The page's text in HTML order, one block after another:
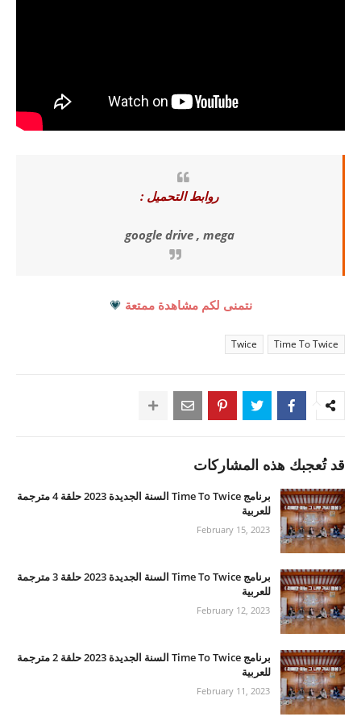
روابط التحميل :
google drive , mega
نتمنى لكم مشاهدة ممتعة 💗
Time To Twice
Twice
قد تُعجبك هذه المشاركات
برنامج Time To Twice السنة الجديدة 2023 حلقة 4 مترجمة
للعربية
February 15, 2023
برنامج Time To Twice السنة الجديدة 2023 حلقة 3 مترجمة
للعربية
February 12, 2023
برنامج Time To Twice السنة الجديدة 2023 حلقة 2 مترجمة
للعربية
February 11, 2023